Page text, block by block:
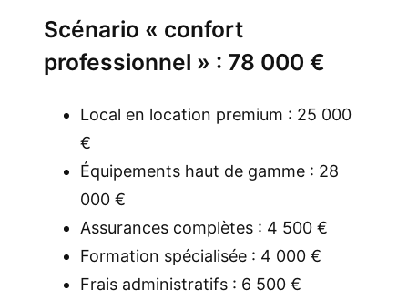
Scénario « confort
professionnel » : 78 000 €
Local en location premium : 25 000
€
Équipements haut de gamme : 28
000 €
Assurances complètes : 4 500 €
Formation spécialisée : 4 000 €
Frais administratifs : 6 500 €